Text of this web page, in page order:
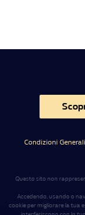
Condizioni Generali
Questo sito non
Accedendo, usando o
cookie per migliorare la tua